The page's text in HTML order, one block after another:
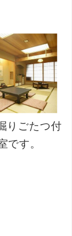
りごたつ付
です。